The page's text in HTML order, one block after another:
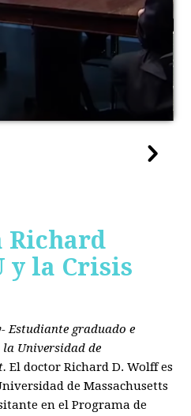
Richard
y la Crisis
Estudiante graduado e
Universidad de
El doctor Richard D. Wolff es
de Massachusetts
en el Programa de